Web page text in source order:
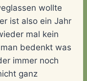
wollte
ist also ein Jahr
mal kein
bedenkt was
immer noch
ganz